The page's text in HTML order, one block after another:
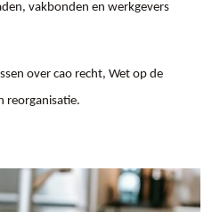
vakbonden en werkgevers
over cao recht, Wet op de
reorganisatie.